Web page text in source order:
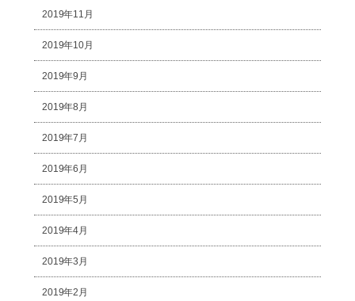
2019年11月
2019年10月
2019年9月
2019年8月
2019年7月
2019年6月
2019年5月
2019年4月
2019年3月
2019年2月